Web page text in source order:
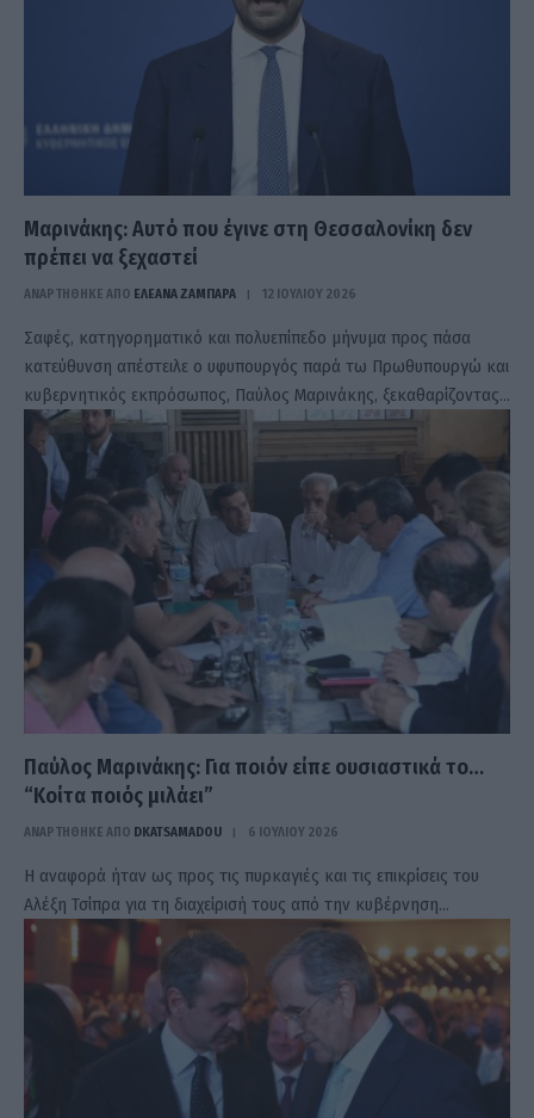
Μαρινάκης: Αυτό που έγινε στη Θεσσαλονίκη δεν
πρέπει να ξεχαστεί
ΑΝΑΡΤΗΘΗΚΕ ΑΠΟ ΕΛΕΑΝΑ ΖΑΜΠΑΡΑ 12 ΙΟΥΛΊΟΥ 2026
Σαφές, κατηγορηματικό και πολυεπίπεδο μήνυμα προς πάσα
κατεύθυνση απέστειλε ο υφυπουργός παρά τω Πρωθυπουργώ και
κυβερνητικός εκπρόσωπος, Παύλος Μαρινάκης, ξεκαθαρίζοντας…
Παύλος Μαρινάκης: Για ποιόν είπε ουσιαστικά το…
“Κοίτα ποιός μιλάει”
ΑΝΑΡΤΗΘΗΚΕ ΑΠΟ DKATSAMADOU 6 ΙΟΥΛΊΟΥ 2026
Η αναφορά ήταν ως προς τις πυρκαγιές και τις επικρίσεις του
Αλέξη Τσίπρα για τη διαχείρισή τους από την κυβέρνηση…